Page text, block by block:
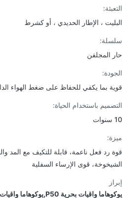
، الإطار الحديدي ، أو كشرط
المجلفن
بما يكفي للحفاظ على ضغط الهواء الداخلي
باستخدام الحياة:
رد فعل ناعمة، قابلة للتكيف مع المد
قوى الإرساء السفلية